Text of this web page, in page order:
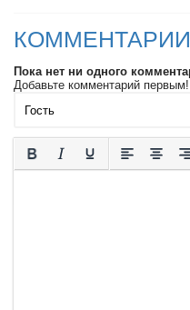
Пока нет ни одного
Добавьте комментарий первым!